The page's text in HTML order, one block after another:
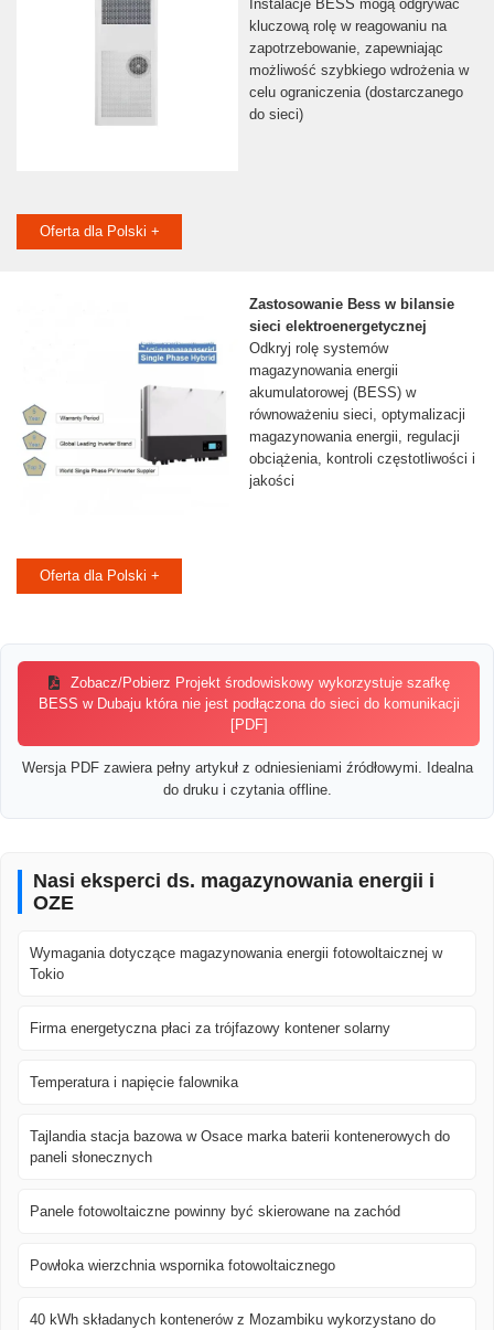
Instalacje BESS mogą odgrywać
kluczową rolę w reagowaniu na
zapotrzebowanie, zapewniając
możliwość szybkiego wdrożenia w
celu ograniczenia (dostarczanego
do sieci)
Oferta dla Polski +
Zastosowanie Bess w bilansie
sieci elektroenergetycznej
Odkryj rolę systemów
magazynowania energii
akumulatorowej (BESS) w
równoważeniu sieci, optymalizacji
magazynowania energii, regulacji
obciążenia, kontroli częstotliwości i
jakości
Oferta dla Polski +
Zobacz/Pobierz Projekt środowiskowy wykorzystuje szafkę
BESS w Dubaju która nie jest podłączona do sieci do komunikacji
[PDF]
Wersja PDF zawiera pełny artykuł z odniesieniami źródłowymi. Idealna
do druku i czytania offline.
Nasi eksperci ds. magazynowania energii i
OZE
Wymagania dotyczące magazynowania energii fotowoltaicznej w
Tokio
Firma energetyczna płaci za trójfazowy kontener solarny
Temperatura i napięcie falownika
Tajlandia stacja bazowa w Osace marka baterii kontenerowych do
paneli słonecznych
Panele fotowoltaiczne powinny być skierowane na zachód
Powłoka wierzchnia wspornika fotowoltaicznego
40 kWh składanych kontenerów z Mozambiku wykorzystano do